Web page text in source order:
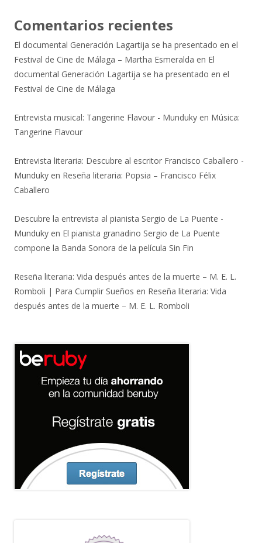
Comentarios recientes
El documental Generación Lagartija se ha presentado en el
Festival de Cine de Málaga – Martha Esmeralda en El
documental Generación Lagartija se ha presentado en el
Festival de Cine de Málaga
Entrevista musical: Tangerine Flavour - Munduky en Música:
Tangerine Flavour
Entrevista literaria: Descubre al escritor Francisco Caballero -
Munduky en Reseña literaria: Popsia – Francisco Félix
Caballero
Descubre la entrevista al pianista Sergio de La Puente -
Munduky en El pianista granadino Sergio de La Puente
compone la Banda Sonora de la película Sin Fin
Reseña literaria: Vida después antes de la muerte – M. E. L.
Romboli | Para Cumplir Sueños en Reseña literaria: Vida
después antes de la muerte – M. E. L. Romboli